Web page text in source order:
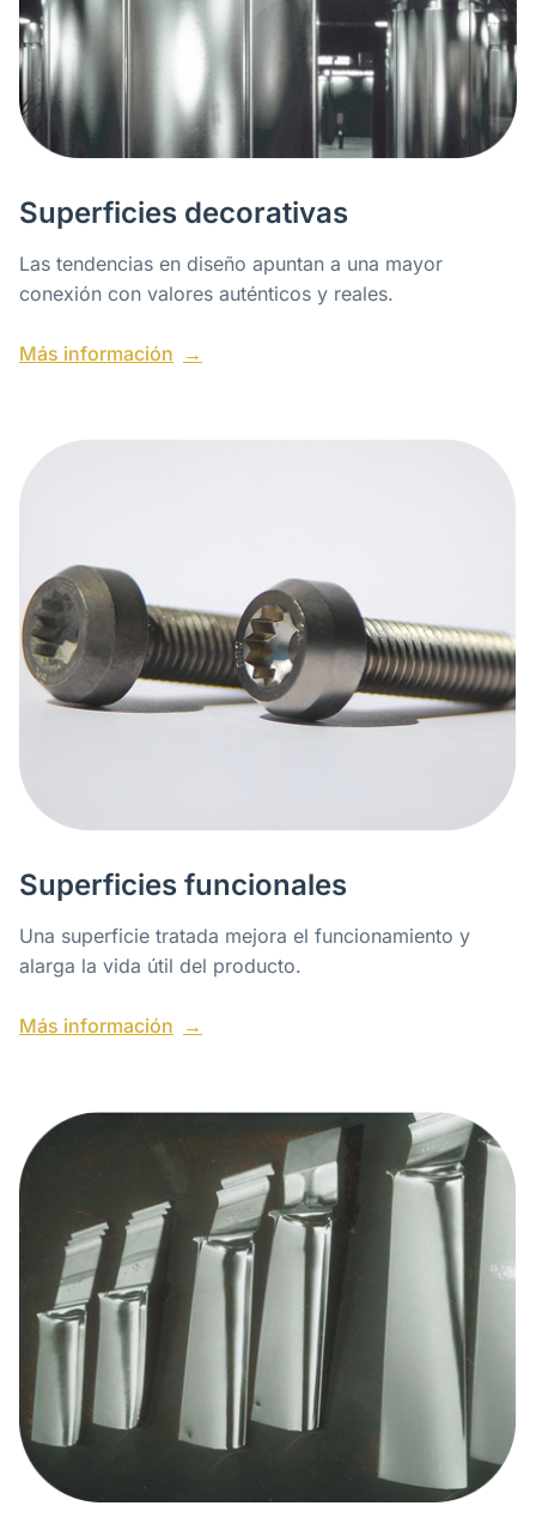
Superficies decorativas
Las tendencias en diseño apuntan a una mayor
conexión con valores auténticos y reales.
Más información
Superficies funcionales
Una superficie tratada mejora el funcionamiento y
alarga la vida útil del producto.
Más información